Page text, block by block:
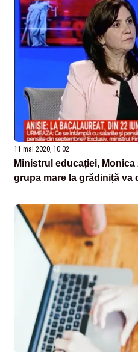
11 mai 2020, 10:02
Ministrul educației,
grupa mare la grădiniță va